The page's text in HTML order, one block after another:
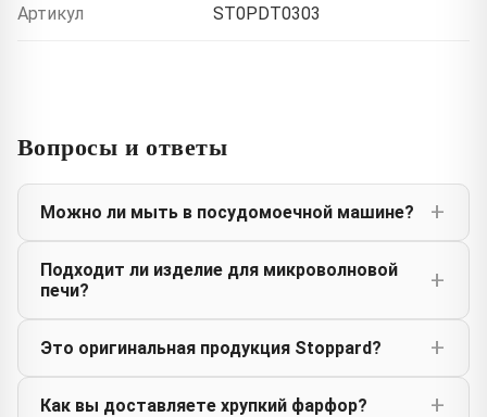
Артикул ST0PDT0303
Вопросы и ответы
Можно ли мыть в посудомоечной машине?
Подходит ли изделие для микроволновой
печи?
Это оригинальная продукция Stoppard?
Как вы доставляете хрупкий фарфор?